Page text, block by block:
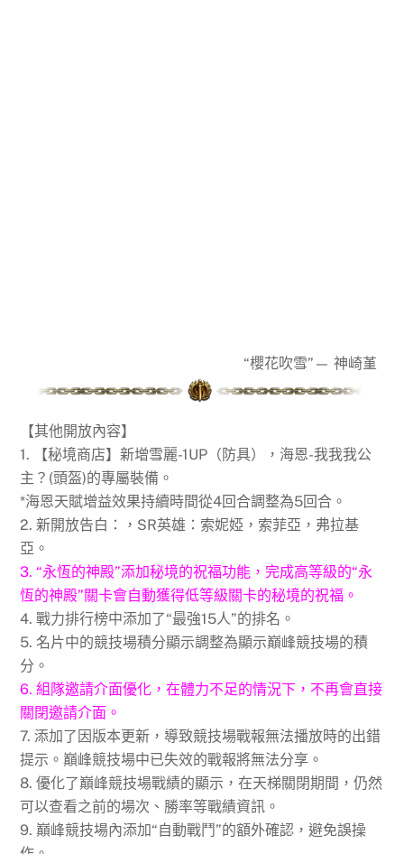
“櫻花吹雪”— 神崎堇
【其他開放內容】
1. 【秘境商店】新增雪麗-1UP（防具），海恩-我我我公
主？(頭盔)的專屬裝備。
*海恩天賦增益效果持續時間從4回合調整為5回合。
2. 新開放告白：，SR英雄：索妮婭，索菲亞，弗拉基
亞。
3. “永恆的神殿”添加秘境的祝福功能，完成高等級的“永
恆的神殿”關卡會自動獲得低等級關卡的秘境的祝福。
4. 戰力排行榜中添加了“最強15人”的排名。
5. 名片中的競技場積分顯示調整為顯示巔峰競技場的積
分。
6. 組隊邀請介面優化，在體力不足的情況下，不再會直接
關閉邀請介面。
7. 添加了因版本更新，導致競技場戰報無法播放時的出錯
提示。巔峰競技場中已失效的戰報將無法分享。
8. 優化了巔峰競技場戰績的顯示，在天梯關閉期間，仍然
可以查看之前的場次、勝率等戰績資訊。
9. 巔峰競技場內添加“自動戰鬥”的額外確認，避免誤操